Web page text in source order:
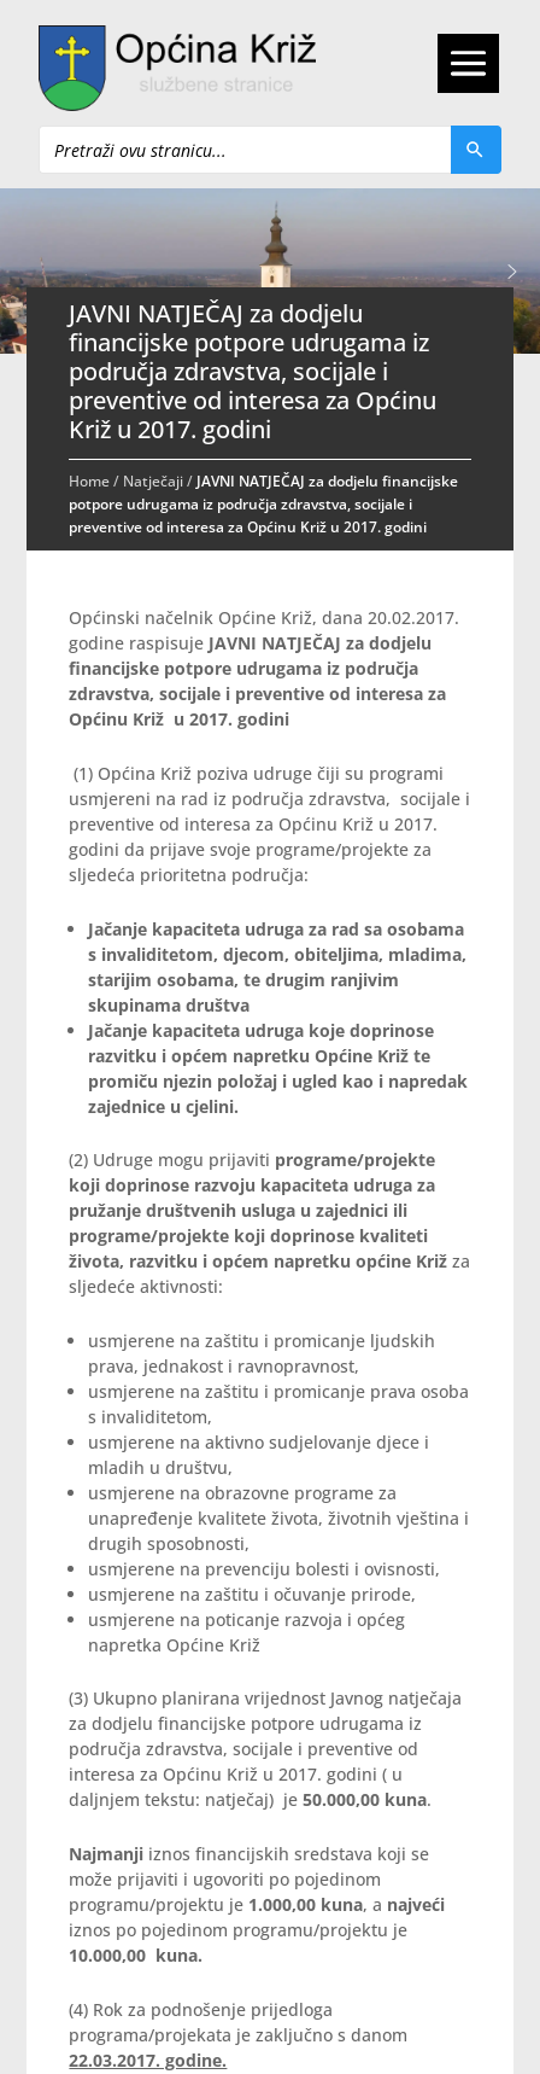
Pretraži
JAVNI NATJEČAJ za dodjelu
financijske potpore udrugama iz
područja zdravstva, socijale i
preventive od interesa za Općinu
Križ u 2017. godini
Home/ Natječaji/ JAVNI NATJEČAJ za dodjelu financijske
potpore udrugama iz područja zdravstva, socijale i
preventive od interesa za Općinu Križ u 2017. godini
Općinski načelnik Općine Križ, dana 20.02.2017.
godine raspisuje JAVNI NATJEČAJza dodjelu
financijske potpore udrugama iz područja
zdravstva, socijale i preventive od interesa za
Općinu Križ u 2017. godini
(1) Općina Križ poziva udruge čiji su programi
usmjereni na rad iz područja zdravstva, socijale i
preventive od interesa za Općinu Križ u 2017.
godini da prijave svoje programe/projekte za
sljedeća prioritetna područja:
Jačanje kapaciteta udruga za rad sa osobama
s invaliditetom, djecom, obiteljima, mladima,
starijim osobama, te drugim ranjivim
skupinama društva
Jačanje kapaciteta udruga koje doprinose
razvitku i općem napretku Općine Križ te
promiču njezin položaj i ugled kao i napredak
zajednice u cjelini.
(2) Udruge mogu prijaviti programe/projekte
koji doprinose razvoju kapaciteta udruga za
pružanje društvenih usluga u zajednici ili
programe/projekte koji doprinose kvaliteti
života, razvitku i općem napretku općine Križ za
sljedeće aktivnosti:
usmjerene na zaštitu i promicanje ljudskih
prava, jednakost i ravnopravnost,
usmjerene na zaštitu i promicanje prava osoba
s invaliditetom,
usmjerene na aktivno sudjelovanje djece i
mladih u društvu,
usmjerene na obrazovne programe za
unapređenje kvalitete života, životnih vještina i
drugih sposobnosti,
usmjerene na prevenciju bolesti i ovisnosti,
usmjerene na zaštitu i očuvanje prirode,
usmjerene na poticanje razvoja i općeg
napretka Općine Križ
(3) Ukupno planirana vrijednost Javnog natječaja
za dodjelu financijske potpore udrugama iz
područja zdravstva, socijale i preventive od
interesa za Općinu Križ u 2017. godini ( u
daljnjem tekstu: natječaj) je50.000,00 kuna.
Najmanji iznos financijskih sredstava koji se
može prijaviti i ugovoriti po pojedinom
programu/projektu je 1.000,00 kuna, a najveći
iznos po pojedinom programu/projektu je
10.000,00 kuna.
(4) Rok za podnošenje prijedloga
programa/projekata je zaključno s danom
22.03.2017. godine.